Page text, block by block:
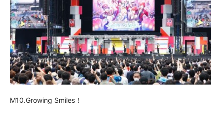
M10.Growing Smiles！